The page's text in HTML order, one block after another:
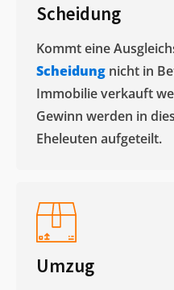
Scheidung
Kommt eine
Scheidung nicht in
Immobilie verkauft
Gewinn werden in
Eheleuten aufgeteilt.​
Umzug